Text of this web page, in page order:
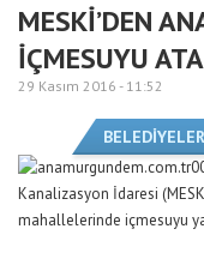
MESKİ’DEN
İÇMESUYU
29 Kasım 2016 - 11:52
BELEDİYELER
Kanalizasyon İdaresi
mahallelerinde içmesuyu